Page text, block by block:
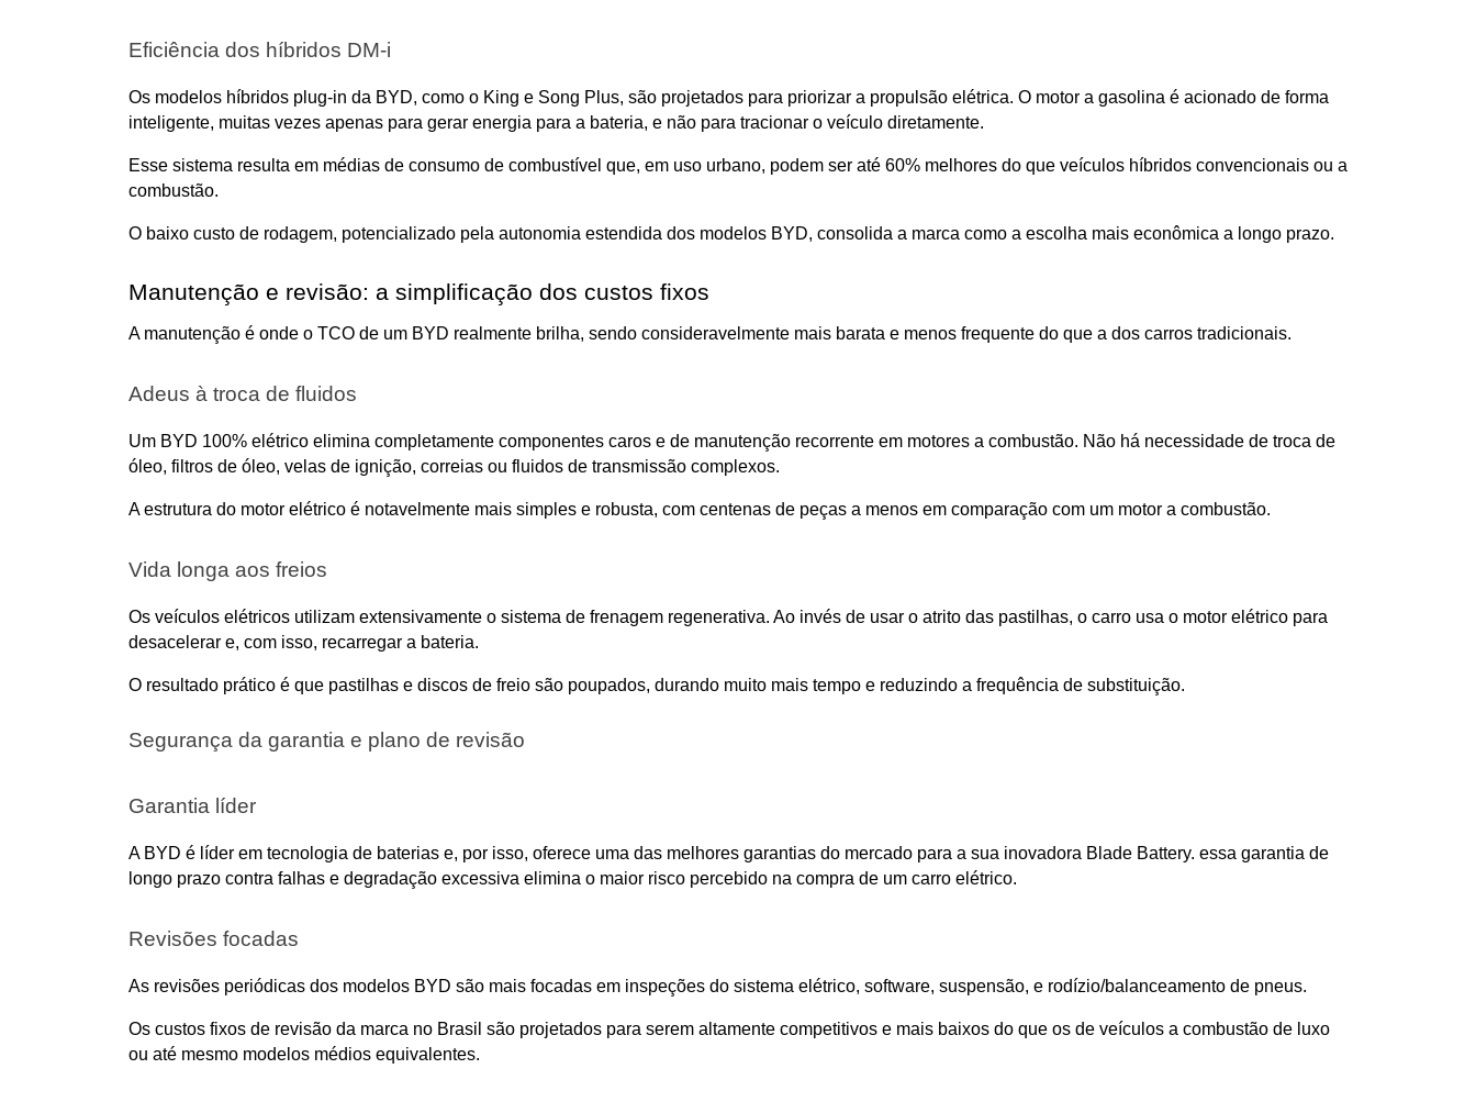
Eficiência dos híbridos DM-i
Os modelos híbridos plug-in da BYD, como o King e Song Plus, são projetados para priorizar a propulsão elétrica. O motor a gasolina é acionado de forma
inteligente, muitas vezes apenas para gerar energia para a bateria, e não para tracionar o veículo diretamente.
Esse sistema resulta em médias de consumo de combustível que, em uso urbano, podem ser até 60% melhores do que veículos híbridos convencionais ou a
combustão.
O baixo custo de rodagem, potencializado pela autonomia estendida dos modelos BYD, consolida a marca como a escolha mais econômica a longo prazo.
Manutenção e revisão: a simplificação dos custos fixos
A manutenção é onde o TCO de um BYD realmente brilha, sendo consideravelmente mais barata e menos frequente do que a dos carros tradicionais.
Adeus à troca de fluidos
Um BYD 100% elétrico elimina completamente componentes caros e de manutenção recorrente em motores a combustão. Não há necessidade de troca de
óleo, filtros de óleo, velas de ignição, correias ou fluidos de transmissão complexos.
A estrutura do motor elétrico é notavelmente mais simples e robusta, com centenas de peças a menos em comparação com um motor a combustão.
Vida longa aos freios
Os veículos elétricos utilizam extensivamente o sistema de frenagem regenerativa. Ao invés de usar o atrito das pastilhas, o carro usa o motor elétrico para
desacelerar e, com isso, recarregar a bateria.
O resultado prático é que pastilhas e discos de freio são poupados, durando muito mais tempo e reduzindo a frequência de substituição.
Segurança da garantia e plano de revisão
Garantia líder
A BYD é líder em tecnologia de baterias e, por isso, oferece uma das melhores garantias do mercado para a sua inovadora Blade Battery. essa garantia de
longo prazo contra falhas e degradação excessiva elimina o maior risco percebido na compra de um carro elétrico.
Revisões focadas
As revisões periódicas dos modelos BYD são mais focadas em inspeções do sistema elétrico, software, suspensão, e rodízio/balanceamento de pneus.
Os custos fixos de revisão da marca no Brasil são projetados para serem altamente competitivos e mais baixos do que os de veículos a combustão de luxo
ou até mesmo modelos médios equivalentes.